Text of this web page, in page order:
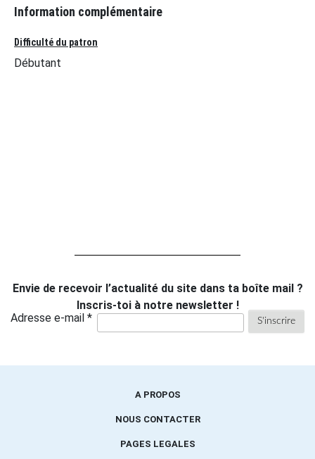
Information complémentaire
Difficulté du patron
Débutant
Envie de recevoir l’actualité du site dans ta boîte mail ?
Inscris-toi à notre newsletter !
Adresse e-mail *
A PROPOS
NOUS CONTACTER
PAGES LEGALES